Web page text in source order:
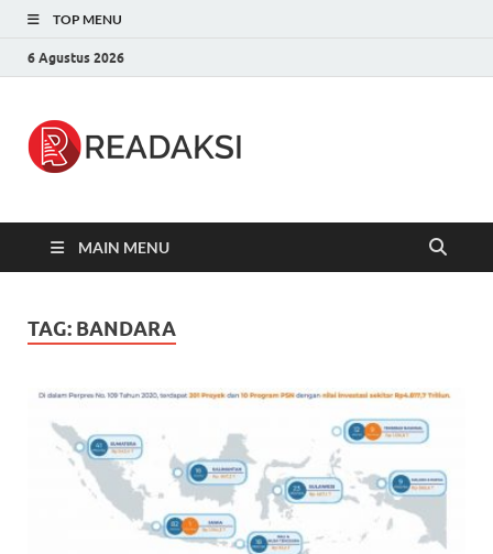
TOP MENU
6 Agustus 2026
MAIN MENU
TAG: BANDARA